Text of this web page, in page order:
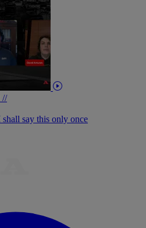
//
say this only once